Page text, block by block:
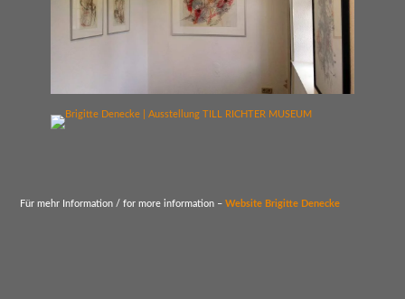
Für mehr Information / for more information –Website Brigitte Denecke